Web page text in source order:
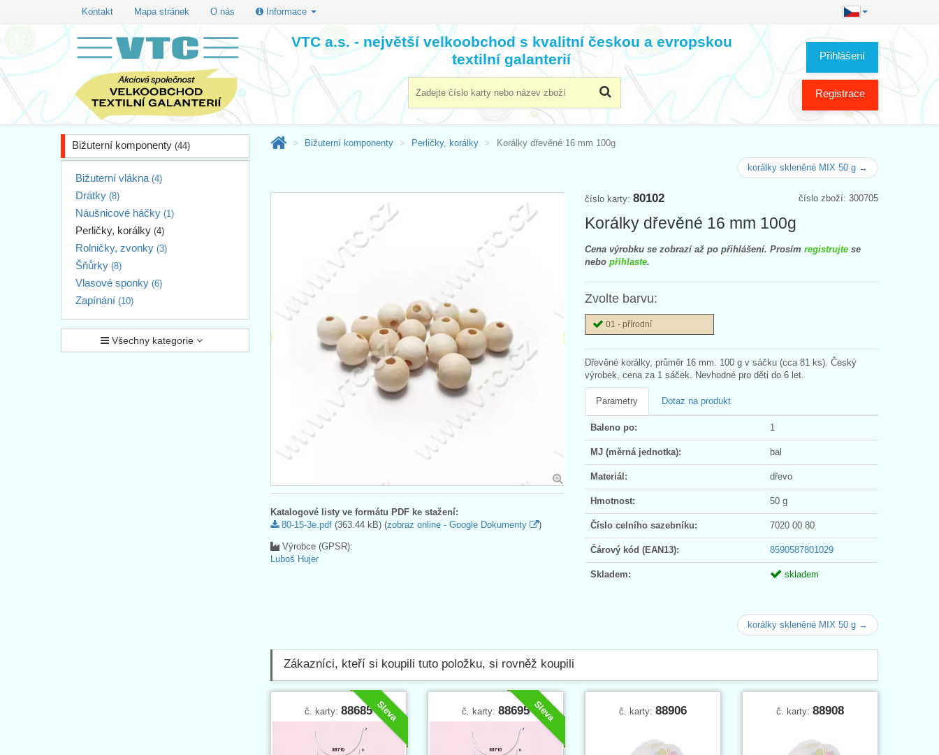
Kontakt Mapa stránek O nás Informace
Přihlášení
Registrace
VTC a.s. - největší velkoobchod s kvalitní českou a evropskou
textilní galanterií
Bižuterní komponenty (44)
Bižuterní vlákna (4)
Drátky (8)
Náušnicové háčky (1)
Perličky, korálky (4)
Rolničky, zvonky (3)
Šňůrky (8)
Vlasové sponky (6)
Zapínání (10)
Všechny kategorie
Bižuterní komponenty Perličky, korálky Korálky dřevěné 16 mm 100g
korálky skleněné MIX 50 g →
číslo zboží: 300705
číslo karty: 80102
Korálky dřevěné 16 mm 100g
Cena výrobku se zobrazí až po přihlášení. Prosím registrujte se
nebo přihlaste.
Zvolte barvu:
01 - přírodní
Dřevěné korálky, průměr 16 mm. 100 g v sáčku (cca 81 ks). Český
výrobek, cena za 1 sáček. Nevhodné pro děti do 6 let.
Parametry Dotaz na produkt
Baleno po: 1
MJ (měrná jednotka): bal
Materiál: dřevo
Hmotnost: 50 g
Číslo celního sazebníku: 7020 00 80
Čárový kód (EAN13): 8590587801029
Skladem: skladem
Katalogové listy ve formátu PDF ke stažení:
80-15-3e.pdf (363.44 kB) (zobraz online - Google Dokumenty )
Výrobce (GPSR):
Luboš Hujer
korálky skleněné MIX 50 g →
Zákazníci, kteří si koupili tuto položku, si rovněž koupili
Sleva
č. karty: 88685 Sleva
č. karty: 88695 č. karty: 88906 č. karty: 88908